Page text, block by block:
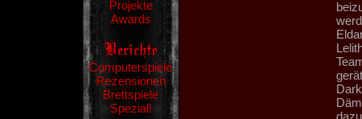
Projekte
Awards
Computerspiele
Rezensionen
Brettspiele
Spezial!